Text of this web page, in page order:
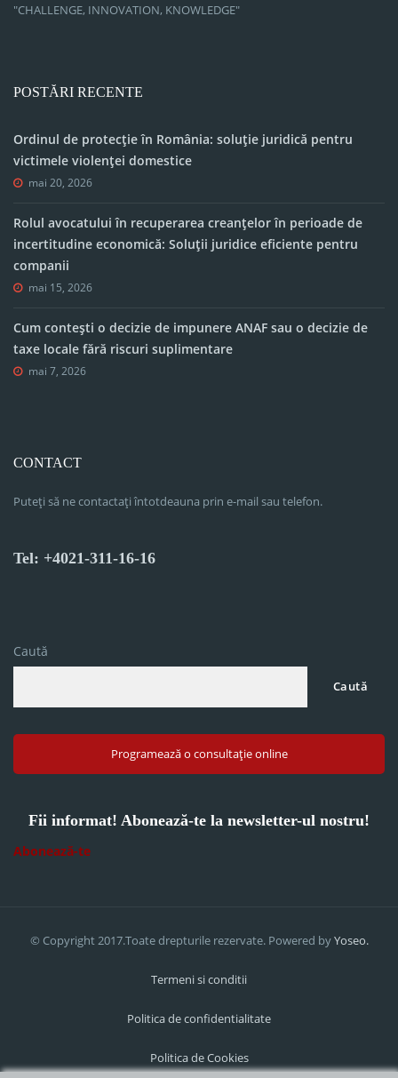
"CHALLENGE, INNOVATION, KNOWLEDGE"
POSTĂRI RECENTE
Ordinul de protecție în România: soluție juridică pentru
victimele violenței domestice
mai 20, 2026
Rolul avocatului în recuperarea creanțelor în perioade de
incertitudine economică: Soluții juridice eficiente pentru
companii
mai 15, 2026
Cum contești o decizie de impunere ANAF sau o decizie de
taxe locale fără riscuri suplimentare
mai 7, 2026
CONTACT
Puteți să ne contactați întotdeauna prin e-mail sau telefon.
Tel: +4021-311-16-16
Caută
Caută
Programează o consultație online
Fii informat! Abonează-te la newsletter-ul nostru!
Abonează-te
© Copyright 2017.Toate drepturile rezervate. Powered byYoseo.
Termeni si conditii
Politica de confidentialitate
Politica de Cookies